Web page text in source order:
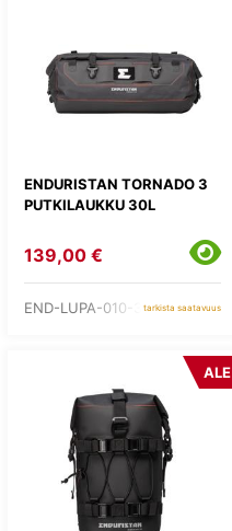
ENDURISTAN TORNADO 3
PUTKILAUKKU 30L
139,00 €
END-LUPA-010-30tarkista saatavuus
ALE